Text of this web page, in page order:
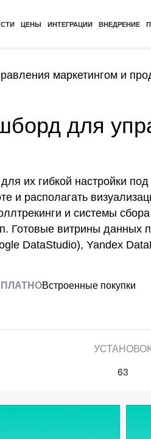
ЦЕНЫ ИНТЕГРАЦИИ ВНЕДРЕНИЕ
маркетингом и
для
их гибкой настройки
и располагать
и системы
Готовые витрины данных
DataStudio), Yandex
Встроенные покупки
63